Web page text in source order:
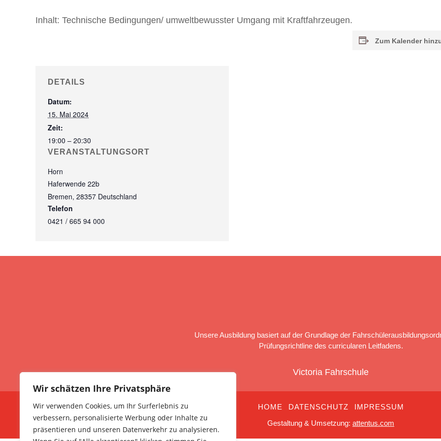
Wir schätzen Ihre Privatsphäre
Wir verwenden Cookies, um Ihr Surferlebnis zu
verbessern, personalisierte Werbung oder Inhalte zu
präsentieren und unseren Datenverkehr zu analysieren.
Inhalt: Technische Bedingungen/ umweltbewusster Umgang mit Kraftfahrzeugen.
Zum Kalender
DETAILS
Datum:
15. Mai 2024
Zeit:
19:00 – 20:30
VERANSTALTUNGSORT
Horn
Haferwende 22b
Bremen, 28357 Deutschland
Telefon
0421 / 665 94 000
Unsere Ausbildung basiert auf der Grundlage der
Prüfungsrichtline des curricularen Leitfadens.
Victoria Fahrschule
HOME DATENSCHUTZ
IMPRESSUM
Gestaltung & Umsetzung: attentus.com